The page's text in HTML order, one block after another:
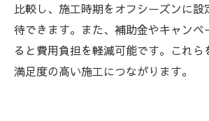
比較し、施工時期をオフシーズンに設
待できます。また、補助金やキャンペ
ると費用負担を軽減可能です。これら
満足度の高い施工につながります。